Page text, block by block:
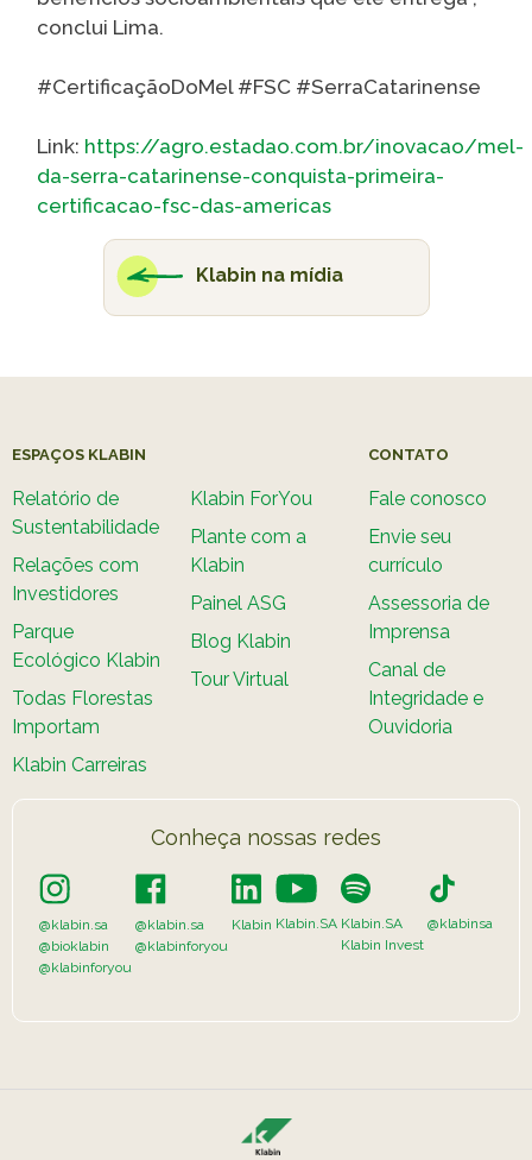
conclui Lima.
#CertificaçãoDoMel #FSC #SerraCatarinense
Link: https://agro.estadao.com.br/inovacao/mel-
da-serra-catarinense-conquista-primeira-
certificacao-fsc-das-americas
Klabin na mídia
ESPAÇOS KLABIN
Relatório de
Sustentabilidade
Relações com
Investidores
Parque
Ecológico Klabin
Todas Florestas
Importam
Klabin Carreiras
Klabin ForYou
Plante com a
Klabin
Painel ASG
Blog Klabin
Tour Virtual
CONTATO
Fale conosco
Envie seu
currículo
Assessoria de
Imprensa
Canal de
Integridade e
Ouvidoria
Conheça nossas redes
@klabin.sa
@bioklabin
@klabinforyou
@klabin.sa
@klabinforyou
Klabin Klabin.SA Klabin.SA
Klabin Invest
@klabinsa